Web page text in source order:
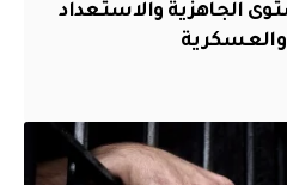
الجاهزية والاستعداد
والعسكرية